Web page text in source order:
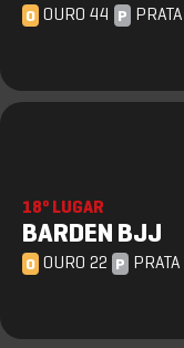
O OURO 44 P
18º LUGAR
BARDEN BJJ
O OURO 22 P PRATA